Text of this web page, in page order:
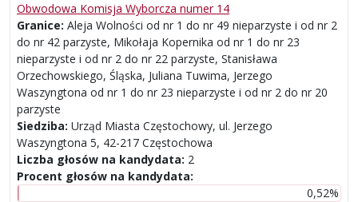
Obwodowa Komisja Wyborcza numer 14
Granice: Aleja Wolności od nr 1 do nr 49 nieparzyste i od nr 2
do nr 42 parzyste, Mikołaja Kopernika od nr 1 do nr 23
nieparzyste i od nr 2 do nr 22 parzyste, Stanisława
Orzechowskiego, Śląska, Juliana Tuwima, Jerzego
Waszyngtona od nr 1 do nr 23 nieparzyste i od nr 2 do nr 20
parzyste
Siedziba: Urząd Miasta Częstochowy, ul. Jerzego
Waszyngtona 5, 42-217 Częstochowa
Liczba głosów na kandydata: 2
Procent głosów na kandydata:
0,52%